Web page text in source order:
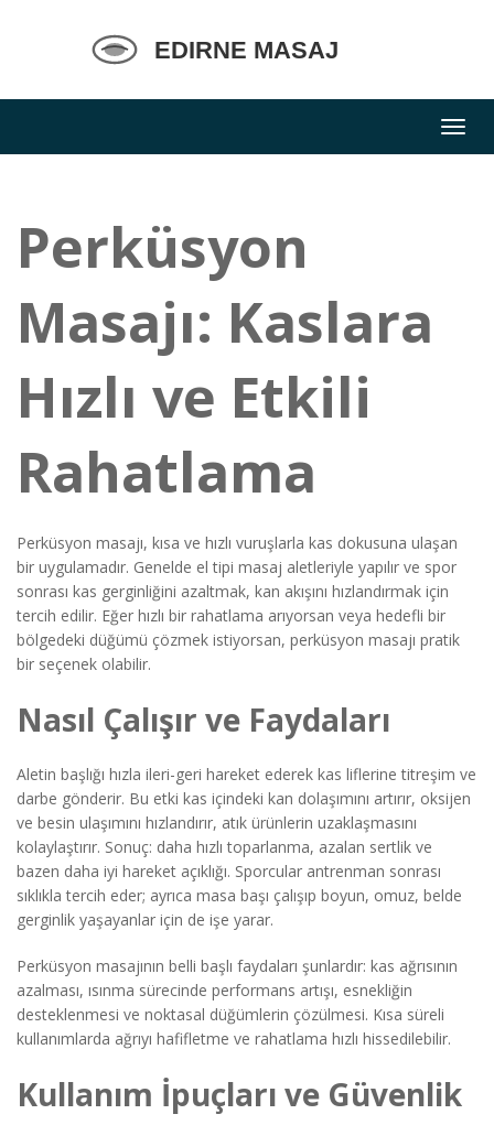
Perküsyon
Masajı: Kaslara
Hızlı ve Etkili
Rahatlama
Perküsyon masajı, kısa ve hızlı vuruşlarla kas dokusuna ulaşan
bir uygulamadır. Genelde el tipi masaj aletleriyle yapılır ve spor
sonrası kas gerginliğini azaltmak, kan akışını hızlandırmak için
tercih edilir. Eğer hızlı bir rahatlama arıyorsan veya hedefli bir
bölgedeki düğümü çözmek istiyorsan, perküsyon masajı pratik
bir seçenek olabilir.
Nasıl Çalışır ve Faydaları
Aletin başlığı hızla ileri-geri hareket ederek kas liflerine titreşim ve
darbe gönderir. Bu etki kas içindeki kan dolaşımını artırır, oksijen
ve besin ulaşımını hızlandırır, atık ürünlerin uzaklaşmasını
kolaylaştırır. Sonuç: daha hızlı toparlanma, azalan sertlik ve
bazen daha iyi hareket açıklığı. Sporcular antrenman sonrası
sıklıkla tercih eder; ayrıca masa başı çalışıp boyun, omuz, belde
gerginlik yaşayanlar için de işe yarar.
Perküsyon masajının belli başlı faydaları şunlardır: kas ağrısının
azalması, ısınma sürecinde performans artışı, esnekliğin
desteklenmesi ve noktasal düğümlerin çözülmesi. Kısa süreli
kullanımlarda ağrıyı hafifletme ve rahatlama hızlı hissedilebilir.
Kullanım İpuçları ve Güvenlik